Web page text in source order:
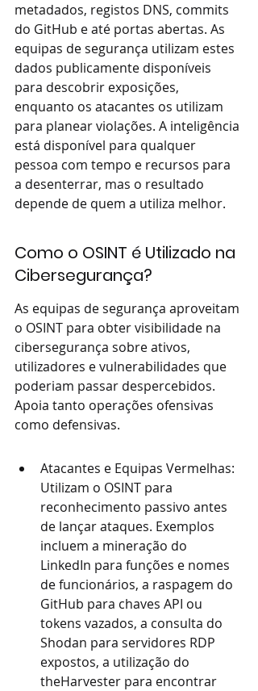
metadados, registos DNS, commits
do GitHub e até portas abertas. As
equipas de segurança utilizam estes
dados publicamente disponíveis
para descobrir exposições,
enquanto os atacantes os utilizam
para planear violações. A inteligência
está disponível para qualquer
pessoa com tempo e recursos para
a desenterrar, mas o resultado
depende de quem a utiliza melhor.
Como o OSINT é Utilizado na
Cibersegurança?
As equipas de segurança aproveitam
o OSINT para obter visibilidade na
cibersegurança sobre ativos,
utilizadores e vulnerabilidades que
poderiam passar despercebidos.
Apoia tanto operações ofensivas
como defensivas.
Atacantes e Equipas Vermelhas:
Utilizam o OSINT para
reconhecimento passivo antes
de lançar ataques. Exemplos
incluem a mineração do
LinkedIn para funções e nomes
de funcionários, a raspagem do
GitHub para chaves API ou
tokens vazados, a consulta do
Shodan para servidores RDP
expostos, a utilização do
theHarvester para encontrar